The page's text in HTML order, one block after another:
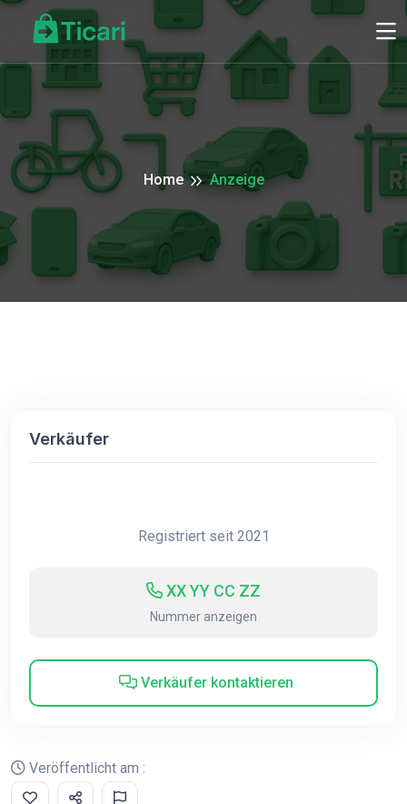
Home Anzeige
Verkäufer
Registriert seit 2021
XX YY CC ZZ
Nummer anzeigen
Verkäufer kontaktieren
Veröffentlicht am :